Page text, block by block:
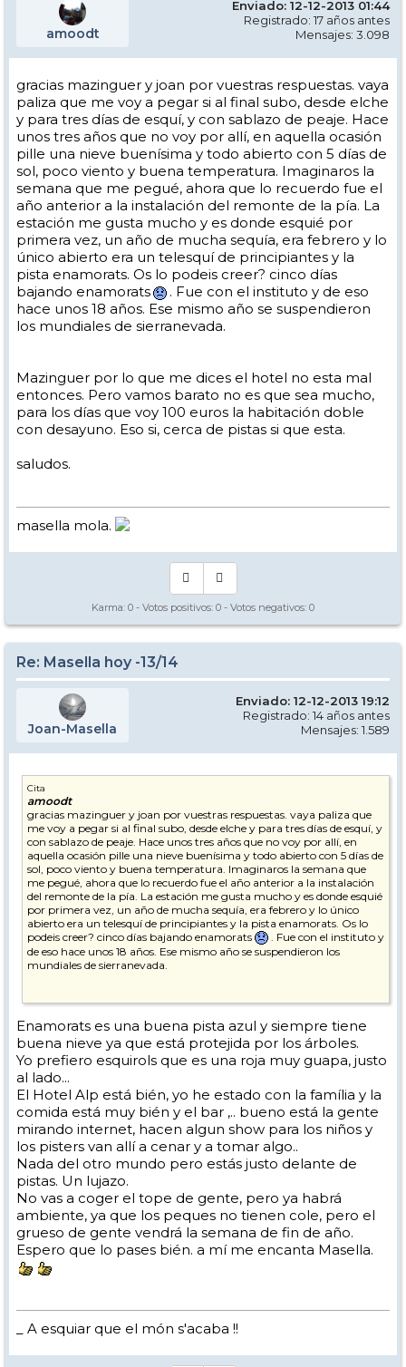
amoodt
Enviado: 12-12-2013 01:44
Registrado: 17 años antes
Mensajes: 3.098
gracias mazinguer y joan por vuestras respuestas. vaya
paliza que me voy a pegar si al final subo, desde elche
y para tres días de esquí, y con sablazo de peaje. Hace
unos tres años que no voy por allí, en aquella ocasión
pille una nieve buenísima y todo abierto con 5 días de
sol, poco viento y buena temperatura. Imaginaros la
semana que me pegué, ahora que lo recuerdo fue el
año anterior a la instalación del remonte de la pía. La
estación me gusta mucho y es donde esquié por
primera vez, un año de mucha sequía, era febrero y lo
único abierto era un telesquí de principiantes y la
pista enamorats. Os lo podeis creer? cinco días
bajando enamorats
. Fue con el instituto y de eso
hace unos 18 años. Ese mismo año se suspendieron
los mundiales de sierranevada.
Mazinguer por lo que me dices el hotel no esta mal
entonces. Pero vamos barato no es que sea mucho,
para los días que voy 100 euros la habitación doble
con desayuno. Eso si, cerca de pistas si que esta.
saludos.
masella mola.
Karma: 0 - Votos positivos: 0 - Votos negativos: 0
Re: Masella hoy -13/14
Joan-Masella
Enviado: 12-12-2013 19:12
Registrado: 14 años antes
Mensajes: 1.589
Cita
amoodt
gracias mazinguer y joan por vuestras respuestas. vaya paliza que
me voy a pegar si al final subo, desde elche y para tres días de esquí, y
con sablazo de peaje. Hace unos tres años que no voy por allí, en
aquella ocasión pille una nieve buenísima y todo abierto con 5 días de
sol, poco viento y buena temperatura. Imaginaros la semana que
me pegué, ahora que lo recuerdo fue el año anterior a la instalación
del remonte de la pía. La estación me gusta mucho y es donde esquié
por primera vez, un año de mucha sequía, era febrero y lo único
abierto era un telesquí de principiantes y la pista enamorats. Os lo
podeis creer? cinco días bajando enamorats
. Fue con el instituto y
de eso hace unos 18 años. Ese mismo año se suspendieron los
mundiales de sierranevada.
Mazinguer por lo que me dices el hotel no esta mal entonces. Pero
vamos barato no es que sea mucho, para los días que voy 100 euros
la habitación doble con desayuno. Eso si, cerca de pistas si que esta.
saludos.
Enamorats es una buena pista azul y siempre tiene
buena nieve ya que está protejida por los árboles.
Yo prefiero esquirols que es una roja muy guapa, justo
al lado...
El Hotel Alp está bién, yo he estado con la família y la
comida está muy bién y el bar ,.. bueno está la gente
mirando internet, hacen algun show para los niños y
los pisters van allí a cenar y a tomar algo..
Nada del otro mundo pero estás justo delante de
pistas. Un lujazo.
No vas a coger el tope de gente, pero ya habrá
ambiente, ya que los peques no tienen cole, pero el
grueso de gente vendrá la semana de fin de año.
Espero que lo pases bién. a mí me encanta Masella.
_ A esquiar que el món s'acaba !!